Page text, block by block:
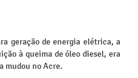
geração de energia elétrica, a
à queima de óleo diesel, era
mudou no Acre.